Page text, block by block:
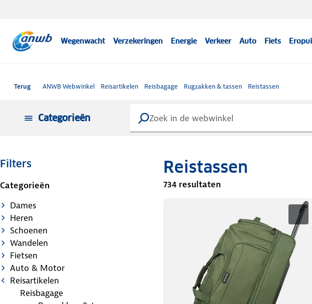
Wegenwacht Verzekeringen Energie Verkeer Auto Fiets
Terug ANWB Webwinkel Reisartikelen Reisbagage Rugzakken & tassen Reistassen
Categorieën
Filters
Categorieën
Dames
Heren
Schoenen
Wandelen
Fietsen
Auto & Motor
Reisartikelen
Reisbagage
Reistassen
734 resultaten